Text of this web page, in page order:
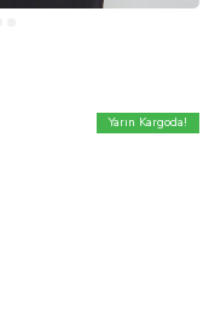
Yarın Kargoda!